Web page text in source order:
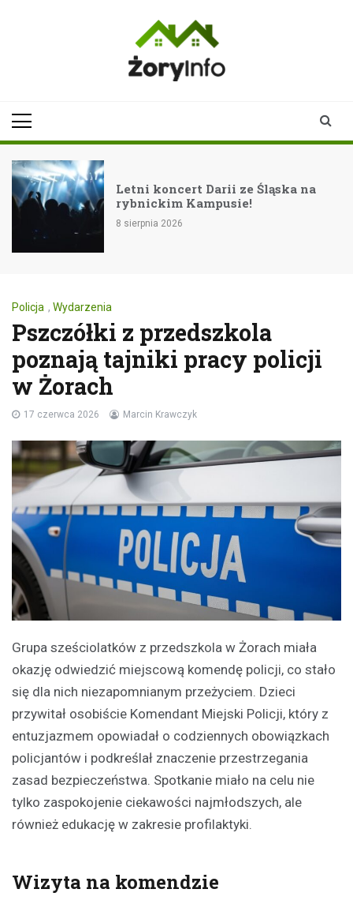
Letni koncert Darii ze Śląska na
rybnickim Kampusie!
8 sierpnia 2026
Policja , Wydarzenia
Pszczółki z przedszkola
poznają tajniki pracy policji
w Żorach
17 czerwca 2026 Marcin Krawczyk
Grupa sześciolatków z przedszkola w Żorach miała
okazję odwiedzić miejscową komendę policji, co stało
się dla nich niezapomnianym przeżyciem. Dzieci
przywitał osobiście Komendant Miejski Policji, który z
entuzjazmem opowiadał o codziennych obowiązkach
policjantów i podkreślał znaczenie przestrzegania
zasad bezpieczeństwa. Spotkanie miało na celu nie
tylko zaspokojenie ciekawości najmłodszych, ale
również edukację w zakresie profilaktyki.
Wizyta na komendzie